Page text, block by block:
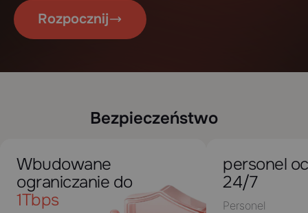
Rozpocznij
Bezpieczeństwo
Wbudowane
ograniczanie do
1Tbps
personel
24/7
Personel